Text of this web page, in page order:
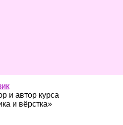
и автор курса
и вёрстка»